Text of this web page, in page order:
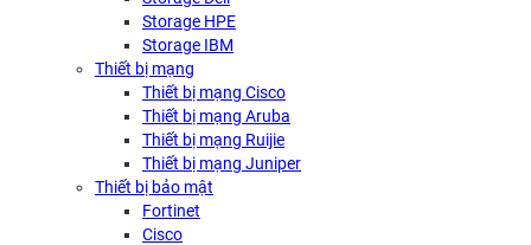
Storage HPE
Storage IBM
Thiết bị mạng
Thiết bị mạng Cisco
Thiết bị mạng Aruba
Thiết bị mạng Ruijie
Thiết bị mạng Juniper
Thiết bị bảo mật
Fortinet
Cisco